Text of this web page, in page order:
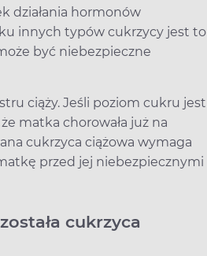
działania hormonów
innych typów cukrzycy jest to
być niebezpieczne
ciąży. Jeśli poziom cukru jest
matka chorowała już na
cukrzyca ciążowa wymaga
przed jej niebezpiecznymi
cukrzyca